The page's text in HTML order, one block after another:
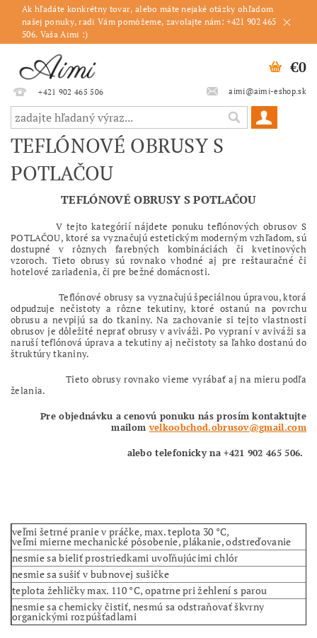
Ak hľadáte konkrétny tovar, alebo máte nejaké otázky ohľadom
našej ponuky, radi Vám pomôžeme, zavolajte nám: +421 902 465
506. Vaša Aimi :)
+421 902 465 506 aimi@aimi-eshop.sk
€0
TEFLÓNOVÉ OBRUSY S
POTLAČOU
TEFLÓNOVÉ OBRUSY S POTLAČOU
V tejto kategórií nájdete ponuku teflónových obrusov S
POTLAČOU, ktoré sa vyznačujú estetickým moderným vzhľadom, sú
dostupné v rôznych farebných kombináciách či kvetinových
vzoroch. Tieto obrusy sú rovnako vhodné aj pre reštauračné či
hotelové zariadenia, či pre bežné domácnosti.
Teflónové obrusy sa vyznačujú špeciálnou úpravou, ktorá
odpudzuje nečistoty a rôzne tekutiny, ktoré ostanú na povrchu
obrusu a nevpijú sa do tkaniny. Na zachovanie si tejto vlastnosti
obrusov je dôležité neprať obrusy v aviváži. Po vypraní v aviváži sa
naruší teflónová úprava a tekutiny aj nečistoty sa ľahko dostanú do
štruktúry tkaniny.
Tieto obrusy rovnako vieme vyrábať aj na mieru podľa
želania.
Pre objednávku a cenovú ponuku nás prosím kontaktujte
mailom velkoobchod.obrusov@gmail.com
alebotelefonicky na +421 902 465 506.
veľmi šetrné pranie v práčke, max. teplota 30 °C,
veľmi mierne mechanické pôsobenie, plákanie, odstreďovanie
nesmie sa bieliť prostriedkami uvoľňujúcimi chlór
nesmie sa sušiť v bubnovej sušičke
teplota žehličky max. 110 °C, opatrne pri žehlení s parou
nesmie sa chemicky čistiť, nesmú sa odstraňovať škvrny
organickými rozpúšťadlami